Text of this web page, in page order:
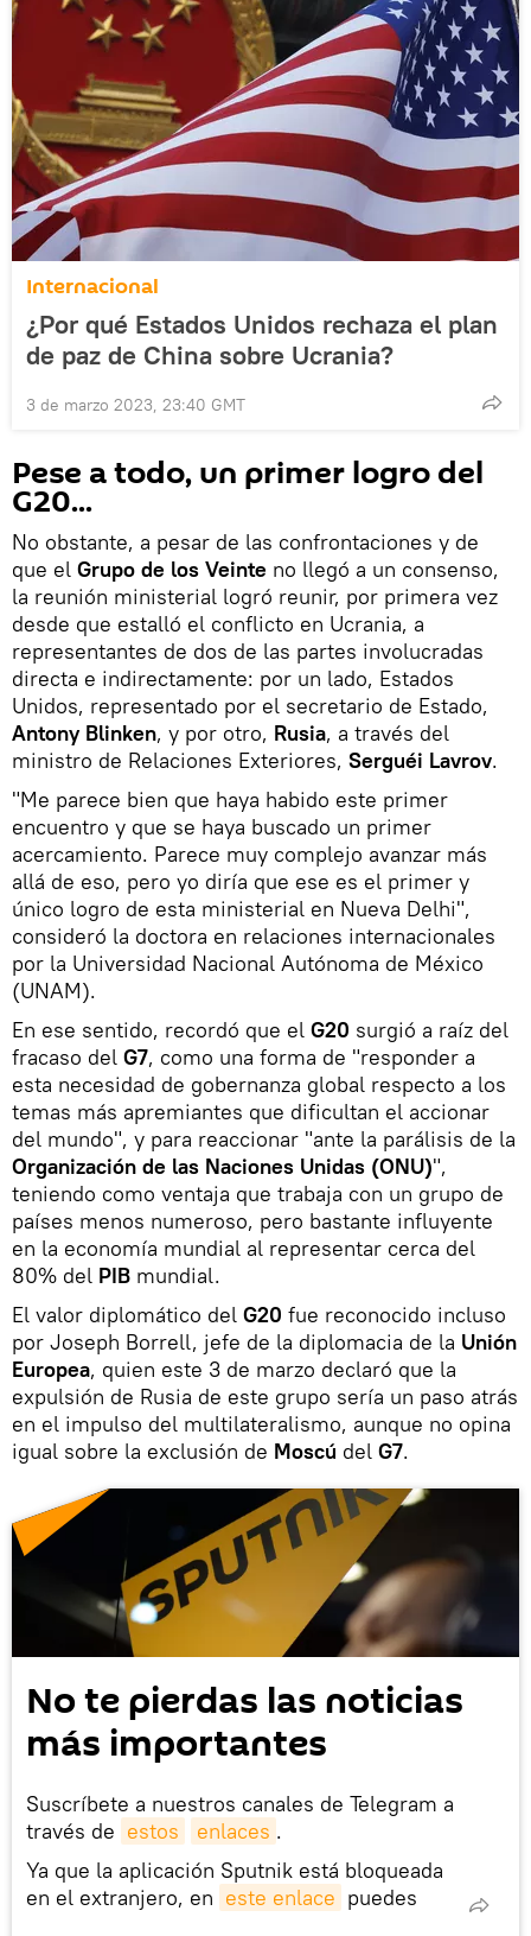
Internacional
¿Por qué Estados Unidos rechaza el plan
de paz de China sobre Ucrania?
3 de marzo 2023, 23:40 GMT
Pese a todo, un primer logro del
G20...
No obstante, a pesar de las confrontaciones y de
que el Grupo de los Veinte no llegó a un consenso,
la reunión ministerial logró reunir, por primera vez
desde que estalló el conflicto en Ucrania, a
representantes de dos de las partes involucradas
directa e indirectamente: por un lado, Estados
Unidos, representado por el secretario de Estado,
Antony Blinken, y por otro, Rusia, a través del
ministro de Relaciones Exteriores, Serguéi Lavrov.
"Me parece bien que haya habido este primer
encuentro y que se haya buscado un primer
acercamiento. Parece muy complejo avanzar más
allá de eso, pero yo diría que ese es el primer y
único logro de esta ministerial en Nueva Delhi",
consideró la doctora en relaciones internacionales
por la Universidad Nacional Autónoma de México
(UNAM).
En ese sentido, recordó que el G20 surgió a raíz del
fracaso del G7, como una forma de "responder a
esta necesidad de gobernanza global respecto a los
temas más apremiantes que dificultan el accionar
del mundo", y para reaccionar "ante la parálisis de la
Organización de las Naciones Unidas (ONU)",
teniendo como ventaja que trabaja con un grupo de
países menos numeroso, pero bastante influyente
en la economía mundial al representar cerca del
80% del PIB mundial.
El valor diplomático del G20 fue reconocido incluso
por Joseph Borrell, jefe de la diplomacia de la Unión
Europea, quien este 3 de marzo declaró que la
expulsión de Rusia de este grupo sería un paso atrás
en el impulso del multilateralismo, aunque no opina
igual sobre la exclusión de Moscú del G7.
No te pierdas las noticias
más importantes
Suscríbete a nuestros canales de Telegram a
través de estos enlaces .
Ya que la aplicación Sputnik está bloqueada
en el extranjero, en este enlace puedes